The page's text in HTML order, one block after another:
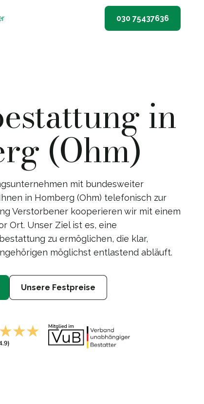
030 75437636
in
(Ohm)
mit bundesweiter
in Homberg (Ohm) telefonisch zur
Verstorbener kooperieren wir mit einem
Ort. Unser Ziel ist es, eine
zu ermöglichen, die klar,
möglichst entlastend abläuft.
Unsere Festpreise